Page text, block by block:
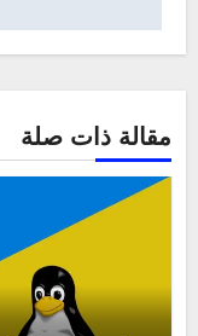
مقالة ذات صلة